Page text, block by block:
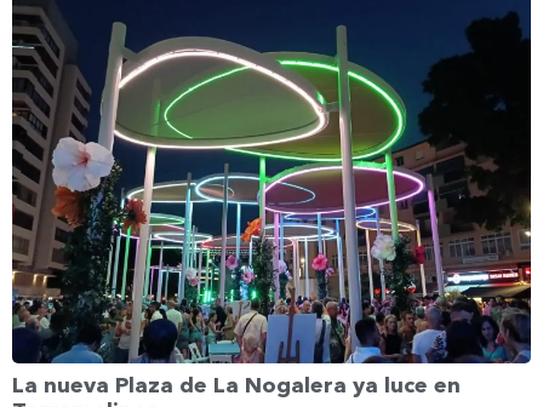
La nueva Plaza de La Nogalera ya luce en